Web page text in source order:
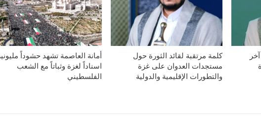
كلمة مرتقبة لقائد الثورة حول
مستجدات العدوان على غزة
والتطورات الإقليمية والدولية
أمانة العاصمة تشهد حشوداً
اسناداً لغزة وثباتاً مع الشعب
الفلسطيني